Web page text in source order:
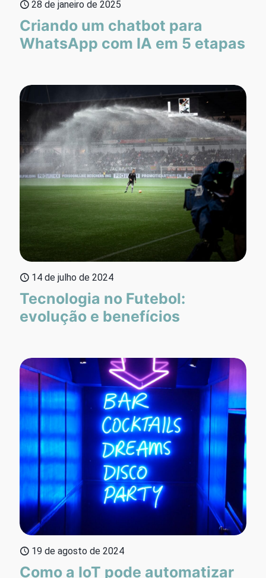
28 de janeiro de 2025
Criando um chatbot para
WhatsApp com IA em 5 etapas
14 de julho de 2024
Tecnologia no Futebol:
evolução e benefícios
19 de agosto de 2024
Como a IoT pode automatizar